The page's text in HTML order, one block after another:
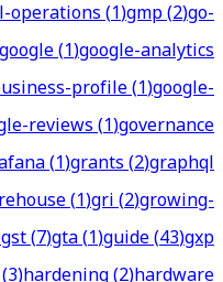
operations(1)gmp(2)go-
google(1)google-analytics
profile(1)google-
reviews(1)governance
(1)grants(2)graphql
(1)gri(2)growing-
gst(7)gta(1)guide(43)gxp